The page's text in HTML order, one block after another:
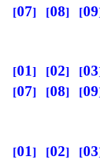
07
08 09
01 02 03
07
08 09
01 02 03